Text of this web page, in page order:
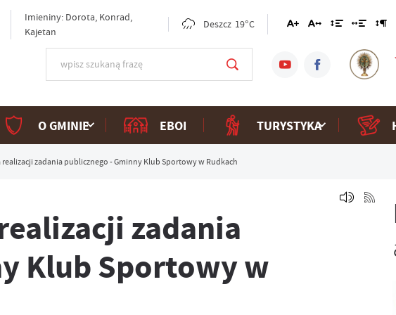
Imieniny: Dorota, Konrad,
Kajetan
Deszcz 19°C
O GMINIE EBOI TURYSTYKA
zadania publicznego - Gminny Klub Sportowy w Rudkach
zadania
Klub Sportowy w